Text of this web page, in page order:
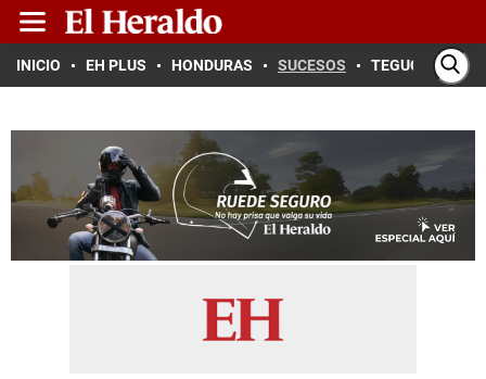
INICIO EH PLUS HONDURAS SUCESOS TEGUCIGALPA